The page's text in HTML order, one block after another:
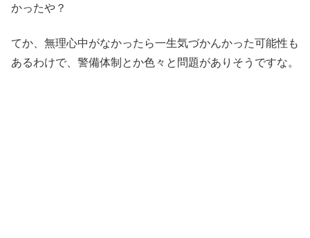
かったや？
てか、無理心中がなかったら一生気づかんかった可能性も
あるわけで、警備体制とか色々と問題がありそうですな。